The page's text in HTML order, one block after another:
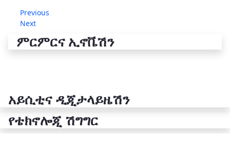
Previous
Next
ምርምርና ኢኖቬሽን
አይሲቲና ዲጂታላይዜሽን
የቴክኖሎጂ ሽግግር